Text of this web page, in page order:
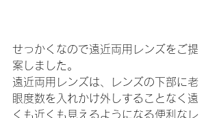
せっかくなので遠近両用レンズをご提
案しました。
遠近両用レンズは、レンズの下部に老
眼度数を入れかけ外しすることなく遠
くも近くも見えるようになる便利なレ